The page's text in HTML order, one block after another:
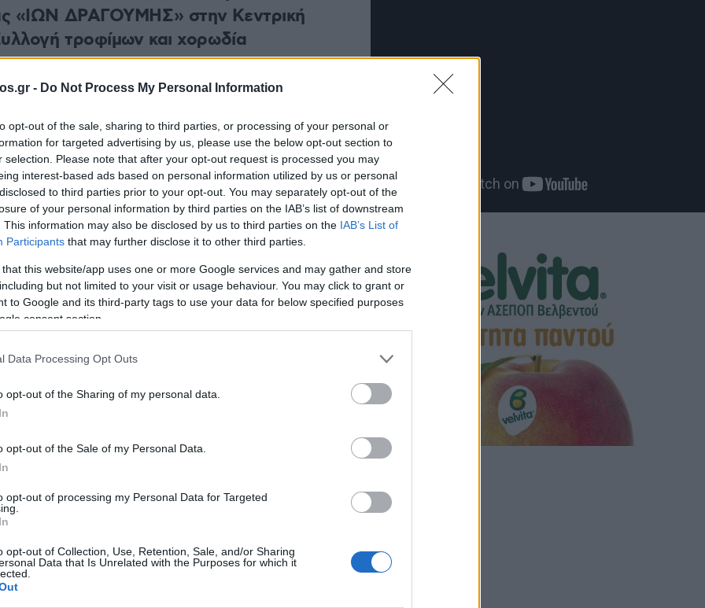
- Do Not Process My Personal Information
opt-out of the sale, sharing to third parties, or processing of your personal or
for targeted advertising by us, please use the below opt-out section to
selection. Please note that after your opt-out request is processed you may
interest-based ads based on personal information utilized by us or personal
to third parties prior to your opt-out. You may separately opt-out of the
of your personal information by third parties on the IAB’s list of downstream
This information may also be disclosed by us to third parties on the IAB’s List of
Participants that may further disclose it to other third parties.
that this website/app uses one or more Google services and may gather and store
but not limited to your visit or usage behaviour. You may click to grant or
to Google and its third-party tags to use your data for below specified purposes
consent section.
Data Processing Opt Outs
opt-out of the Sharing of my personal data.
opt-out of the Sale of my Personal Data.
opt-out of processing my Personal Data for Targeted
opt-out of Collection, Use, Retention, Sale, and/or Sharing
Data that Is Unrelated with the Purposes for which it
«ΙΩΝ ΔΡΑΓΟΥΜΗΣ» στην Κεντρική
τροφίμων και χορωδία
11:38 ΠΜ - ΕΝΗΜΕΡΏΘΗΚΕ ΣΤΙΣ 3 ΙΟΥΝΊΟΥ 2025, 2:14 ΜΜ
Bazaar από το 1ο Γυμνάσιο Πτολεμαΐδας «ΙΩΝ ΔΡΑΓΟΥΜΗΣ»
Παζάρι μεταχειρισμένων βιβλίων
την Παρασκευή
Παζάρι μεταχειρισμένων βιβλίων από την Ομάδα
του 3ου Γυμνασίου Πτολεμαΐδας, στην κεντρική Πλατεία
Χριστουγεννιάτικη καμπάνια της
με σκοπό τη συλλογή παιχνιδιών και
σε μικρά παιδιά
1:45 ΜΜ - ΕΝΗΜΕΡΏΘΗΚΕ ΣΤΙΣ 3 ΣΕΠΤΕΜΒΡΊΟΥ 2025, 7:41 ΜΜ
χωρίς δώρο αυτά ...
το πρόγραμμα του εορταστικού
Χριστουγέννων 2023 – 2024 από τον
Γρεβενών